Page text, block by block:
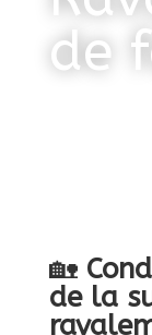
de
🏡
de la